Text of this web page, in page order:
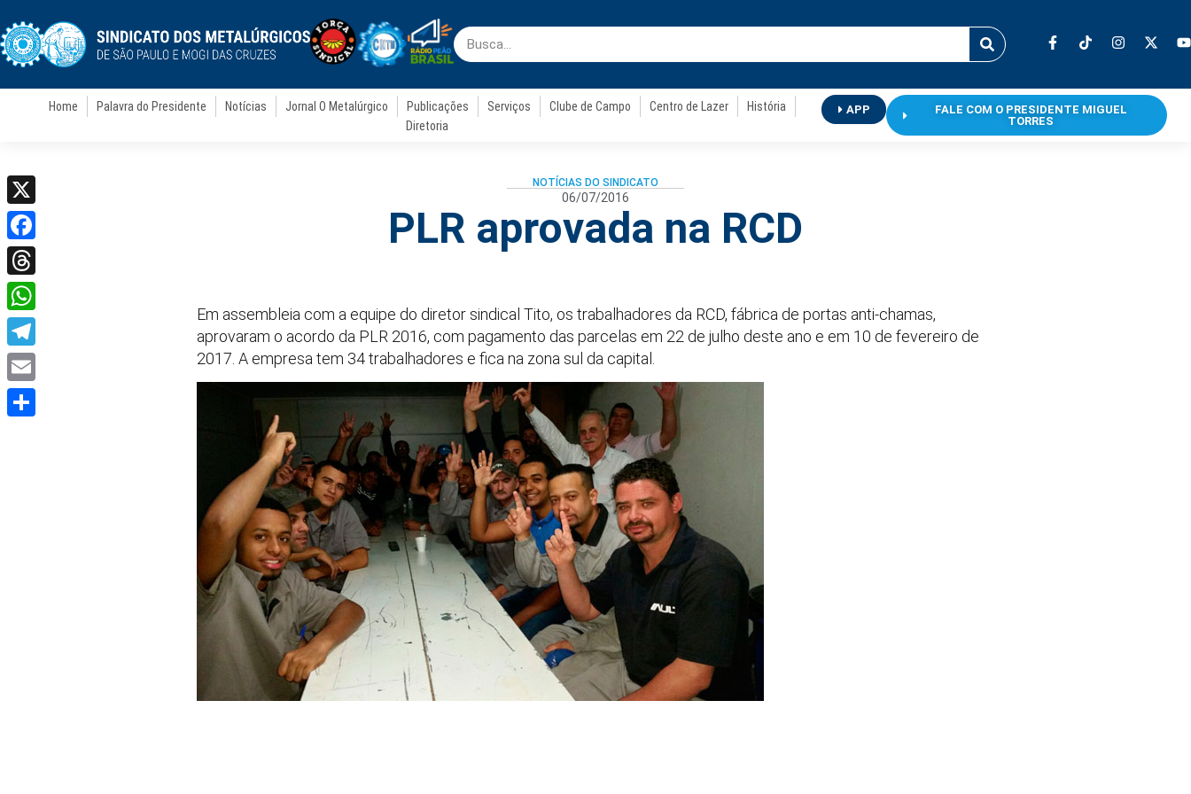
Home Palavra do Presidente Notícias Jornal O Metalúrgico Publicações Serviços Clube de Campo Centro de Lazer
História
Diretoria
APP
FALE COM O PRESIDENTE MIGUEL
TORRES
NOTÍCIAS DO SINDICATO
06/07/2016
PLR aprovada na RCD
Em assembleia com a equipe do diretor sindical Tito, os trabalhadores da RCD, fábrica de portas anti-chamas,
aprovaram o acordo da PLR 2016, com pagamento das parcelas em 22 de julho deste ano e em 10 de fevereiro de
2017. A empresa tem 34 trabalhadores e fica na zona sul da capital.
X
Facebook
Threads
WhatsApp
Telegram
Email